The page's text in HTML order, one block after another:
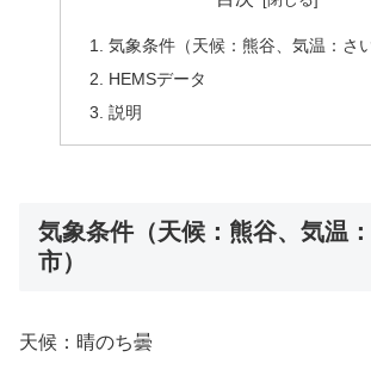
気象条件（天候：熊谷、気温：さ
HEMSデータ
説明
気象条件（天候：熊谷、気温
市）
天候：晴のち曇